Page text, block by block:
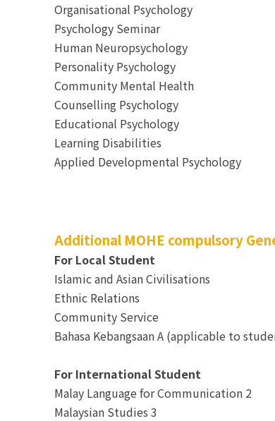
Organisational Psychology
Psychology Seminar
Human Neuropsychology
Personality Psychology
Community Mental Health
Counselling Psychology
Educational Psychology
Learning Disabilities
Applied Developmental Psychology
Additional MOHE compulsory
For Local Student
Islamic and Asian Civilisations
Ethnic Relations
Community Service
Bahasa Kebangsaan A (applicable to
For International Student
Malay Language for Communication 2
Malaysian Studies 3